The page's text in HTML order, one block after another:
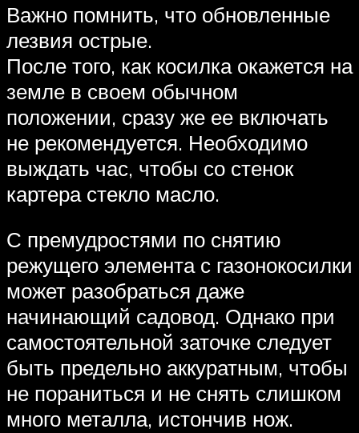
Важно помнить, что обновленные
лезвия острые.
После того, как косилка окажется на
земле в своем обычном
положении, сразу же ее включать
не рекомендуется. Необходимо
выждать час, чтобы со стенок
картера стекло масло.
С премудростями по снятию
режущего элемента с газонокосилки
может разобраться даже
начинающий садовод. Однако при
самостоятельной заточке следует
быть предельно аккуратным, чтобы
не пораниться и не снять слишком
много металла, истончив нож.